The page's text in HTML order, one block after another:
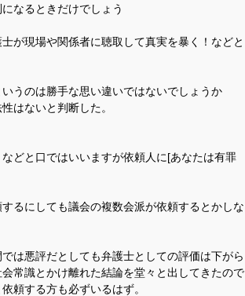
なるときだけでしょう
が現場や関係者に聴取 して真実を暴く！などと
うのは勝手な思い違いではないでしょうか
はないと判断した。
どと口ではいいますが依頼人に[あなたは有罪
るにしても議会の複数会派が依頼するとかしな
は悪評だとしても弁護士としての評価は下がら
常識とかけ離れた結論を堂々と出してきたので
頼する方も必ずいるはず。